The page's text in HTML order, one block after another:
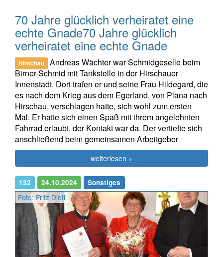
70 Jahre glücklich verheiratet eine
echte Gnade70 Jahre glücklich
verheiratet eine echte Gnade
Hirschau
Andreas Wächter war Schmidgeselle beim
Birner-Schmid mit Tankstelle in der Hirschauer
Innenstadt. Dort trafen er und seine Frau Hildegard, die
es nach dem Krieg aus dem Egerland, von Plana nach
Hirschau, verschlagen hatte, sich wohl zum ersten
Mal. Er hatte sich einen Spaß mit ihrem angelehnten
Fahrrad erlaubt, der Kontakt war da. Der vertiefte sich
anschließend beim gemeinsamen Arbeitgeber
weiterlesen »
132 24.10.2024 Sonstiges
Foto: Fritz Dietl